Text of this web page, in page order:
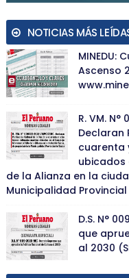
NOTICIAS MÁS
MINEDU:
Ascenso
R. VM.
Declaran
cuarenta
ubicados
de la Alianza en la
Municipalidad
D.S. N°
que
al 2030